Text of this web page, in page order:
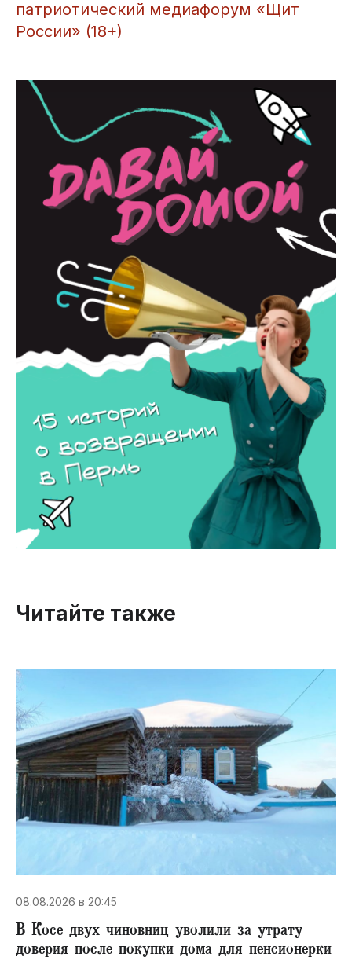
патриотический медиафорум «Щит
России» (18+)
Читайте также
08.08.2026 в 20:45
В Косе двух чиновниц уволили за утрату
доверия после покупки дома для пенсионерки